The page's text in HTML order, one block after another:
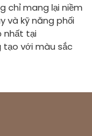
chỉ mang lại niềm
và kỹ năng phối
nhất tại
với màu sắc